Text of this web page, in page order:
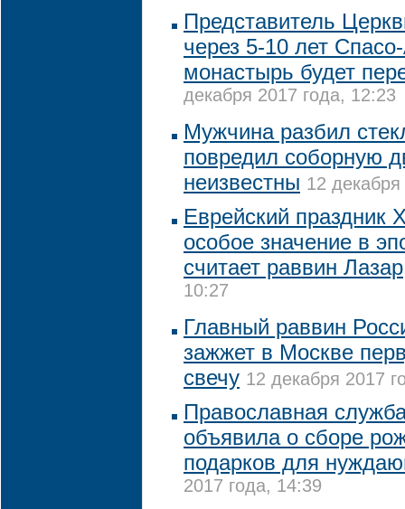
Представитель
через 5-10 лет
монастырь будет
декабря 2017 года, 12:23
Мужчина разбил
повредил соборную
неизвестны 12
Еврейский праздник
особое значение в
считает раввин Лазар
10:27
Главный раввин
зажжет в Москве
свечу 12 декабря 2017
Православная
объявила о сборе
подарков для
2017 года, 14:39